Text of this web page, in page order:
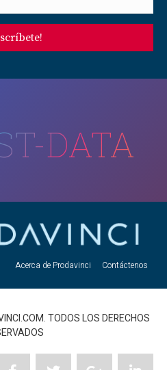
DATA
Acerca de Prodavinci Contáctenos
TODOS LOS DERECHOS